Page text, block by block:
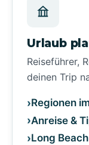
Urlaub
Reiseführer,
deinen Trip
Regionen
Anreise &
Long